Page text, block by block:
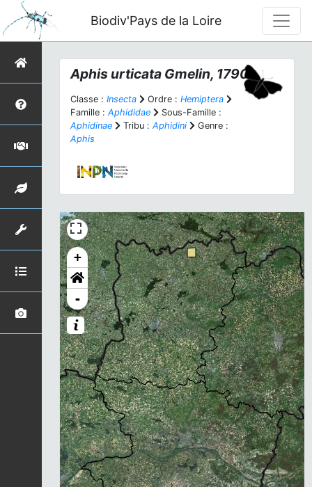
Biodiv'Pays de la Loire
Aphis urticata Gmelin, 1790
Classe : Insecta Ordre : Hemiptera
Famille : Aphididae
Sous-Famille :
Aphidinae
Tribu : Aphidini
Genre :
Aphis
+
-